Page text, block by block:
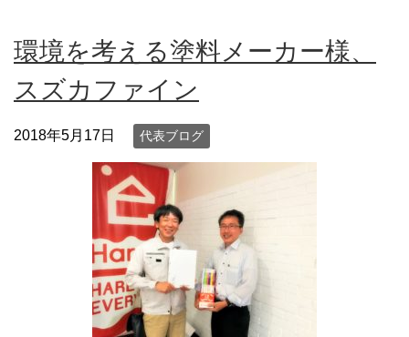
環境を考える塗料メーカー様、
スズカファイン
2018年5月17日 代表ブログ